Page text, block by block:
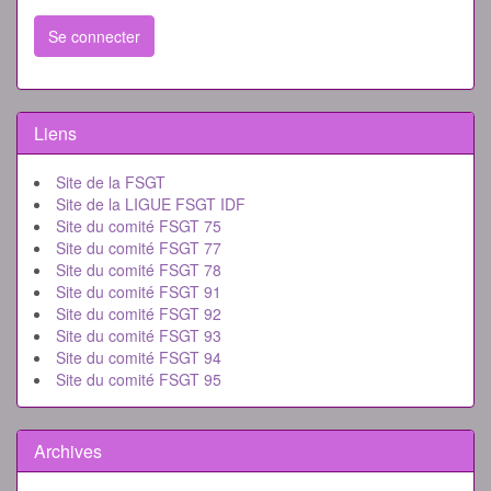
Se connecter
Liens
Site de la FSGT
Site de la LIGUE FSGT IDF
Site du comité FSGT 75
Site du comité FSGT 77
Site du comité FSGT 78
Site du comité FSGT 91
Site du comité FSGT 92
Site du comité FSGT 93
Site du comité FSGT 94
Site du comité FSGT 95
Archives